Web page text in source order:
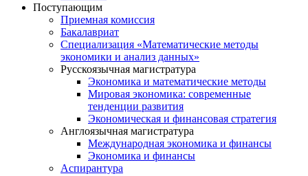
Поступающим
Приемная комиссия
Бакалавриат
Специализация «Математические методы
экономики и анализ данных»
Русскоязычная магистратура
Экономика и математические методы
Мировая экономика: современные
тенденции развития
Экономическая и финансовая стратегия
Англоязычная магистратура
Международная экономика и финансы
Экономика и финансы
Аспирантура